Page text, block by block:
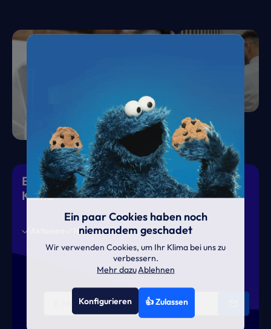
Eiskalte Deals & heiße News für gutes
Klima
News Termine
Ein paar Cookies haben noch
niemandem geschadet
Wir verwenden Cookies, um Ihr Klima bei uns zu
verbessern.
Mehr dazuAblehnen
Konfigurieren 👍 Zulassen